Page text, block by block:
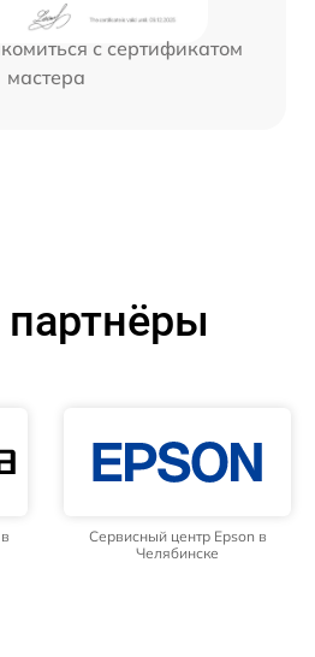
с сертификатом
мастера
Сервисный центр Epson в
Челябинске